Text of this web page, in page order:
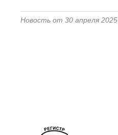
Новость от 30 апреля 2025